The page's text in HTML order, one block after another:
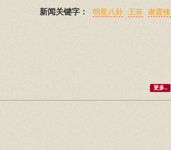
新闻关键字： 明星八卦 王菲 谢霆锋
更多..